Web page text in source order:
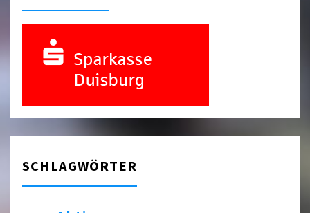
SCHLAGWÖRTER